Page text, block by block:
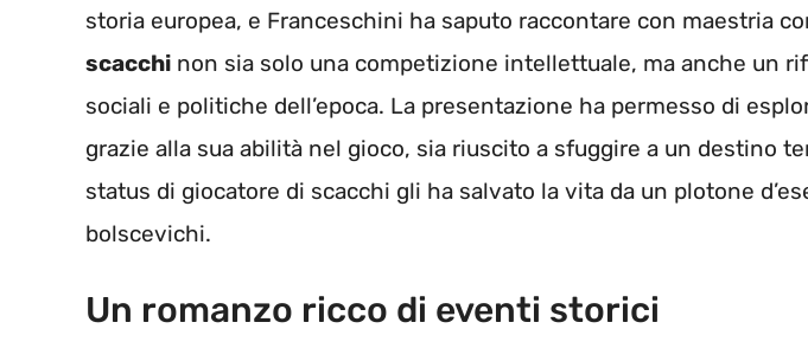
storia europea, e Franceschini ha saputo raccontare con maestria
scacchi non sia solo una competizione intellettuale, ma anche un
sociali e politiche dell’epoca. La presentazione ha permesso di
grazie alla sua abilità nel gioco, sia riuscito a sfuggire a un destino
status di giocatore di scacchi gli ha salvato la vita da un plotone
bolscevichi.
Un romanzo ricco di eventi storici